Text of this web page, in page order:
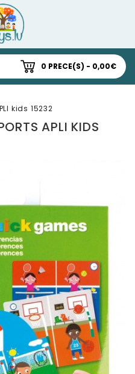
0 PRECE(S) - 0,00€
kids 15232
APLI KIDS